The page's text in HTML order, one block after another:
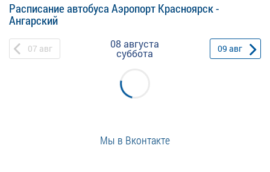
Расписание автобуса Аэропорт Красноярск -
Ангарский
07 авг 08 августа
суббота 09 авг
Мы в Вконтакте